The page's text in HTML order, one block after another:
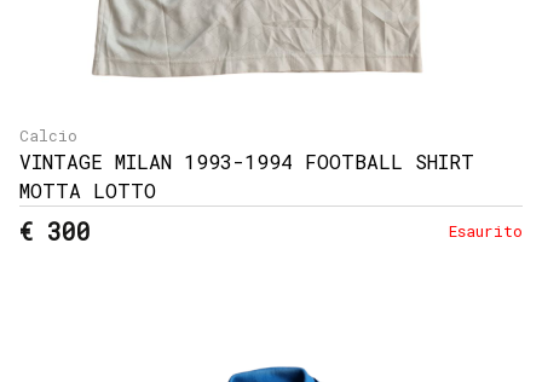
Calcio
VINTAGE MILAN 1993-1994 FOOTBALL SHIRT
MOTTA LOTTO
€ 300 Esaurito